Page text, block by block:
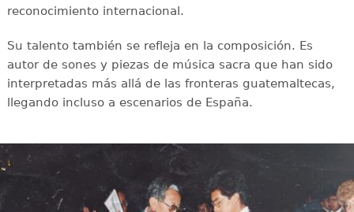
reconocimiento internacional.
Su talento también se refleja en la composición. Es
autor de sones y piezas de música sacra que han sido
interpretadas más allá de las fronteras guatemaltecas,
llegando incluso a escenarios de España.